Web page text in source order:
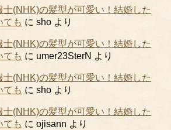
(NHK)の髪型が可愛い！結婚した
ても に sho より
(NHK)の髪型が可愛い！結婚した
ても に umer23SterN より
(NHK)の髪型が可愛い！結婚した
ても に sho より
(NHK)の髪型が可愛い！結婚した
ても に ojisann より